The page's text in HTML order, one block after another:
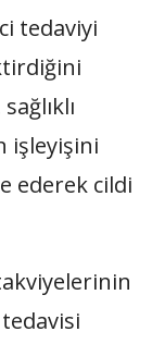
tedaviyi
işleyişini
ederek cildi